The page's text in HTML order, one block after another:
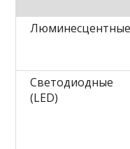
Люминесцентные
Светодиодные
(LED)